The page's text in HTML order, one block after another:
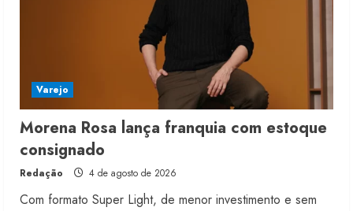
Varejo
Morena Rosa lança franquia com estoque
consignado
Redação 4 de agosto de 2026
Com formato Super Light, de menor investimento e sem